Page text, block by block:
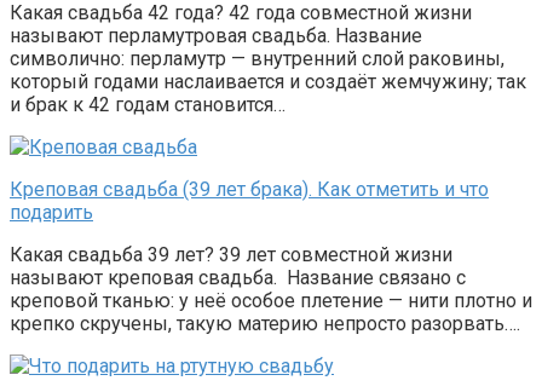
Какая свадьба 42 года? 42 года совместной жизни
называют перламутровая свадьба. Название
символично: перламутр — внутренний слой раковины,
который годами наслаивается и создаёт жемчужину; так
и брак к 42 годам становится…
Креповая свадьба (39 лет брака). Как отметить и что
подарить
Какая свадьба 39 лет? 39 лет совместной жизни
называют креповая свадьба. Название связано с
креповой тканью: у неё особое плетение — нити плотно и
крепко скручены, такую материю непросто разорвать….